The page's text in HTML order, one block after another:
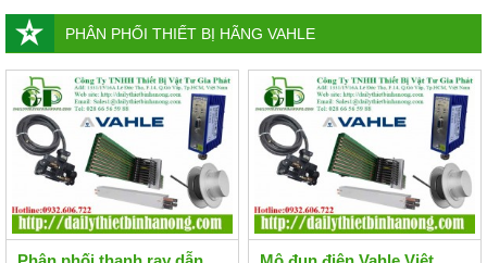
PHÂN PHỐI THIẾT BỊ HÃNG VAHLE